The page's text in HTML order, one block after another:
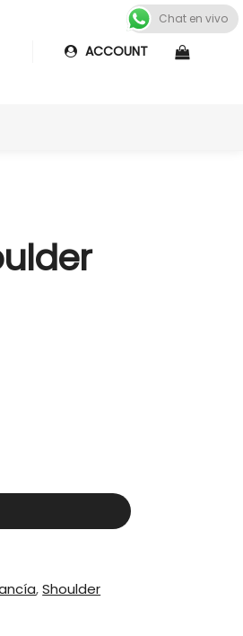
ACCOUNT
,Shoulder
Chat en vivo